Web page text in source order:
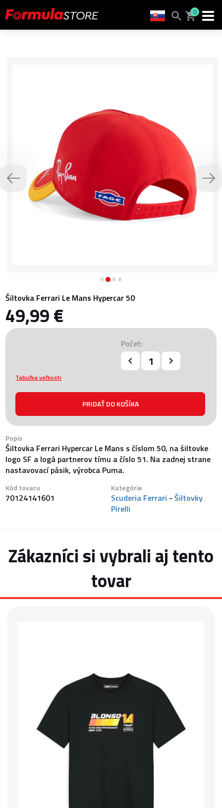
0
Šiltovka Ferrari Le Mans Hypercar 50
49,99 €
Počet:
Tabuľka veľkosti
Popis
Šiltovka Ferrari Hypercar Le Mans s číslom 50, na šiltovke
logo SF a logá partnerov tímu a číslo 51. Na zadnej strane
nastavovací pásik, výrobca Puma.
Kód tovaru
70124141601
Kategórie
Scuderia Ferrari - Šiltovky
Pirelli
Zákazníci si vybrali aj tento
tovar